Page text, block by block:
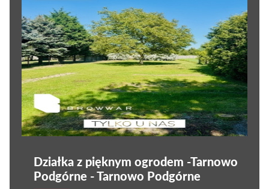
Działka z pięknym ogrodem -Tarnowo
Podgórne - Tarnowo Podgórne